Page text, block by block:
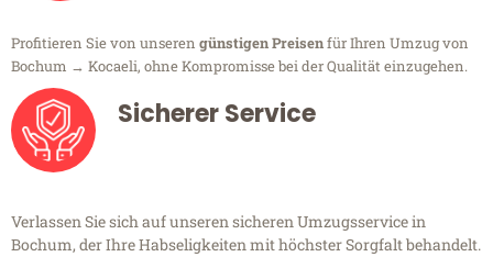
Profitieren Sie von unseren günstigen Preisenfür Ihren Umzug von
Bochum → Kocaeli, ohne Kompromisse bei der Qualität einzugehen.
Sicherer Service
Verlassen Sie sich auf unseren sicheren Umzugsservice in
Bochum, der Ihre Habseligkeiten mit höchster Sorgfalt behandelt.